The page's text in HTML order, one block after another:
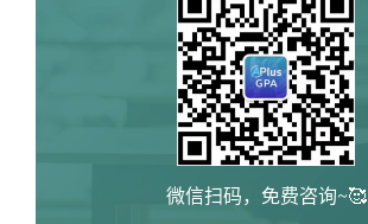
微信扫码，免费咨询~🥰